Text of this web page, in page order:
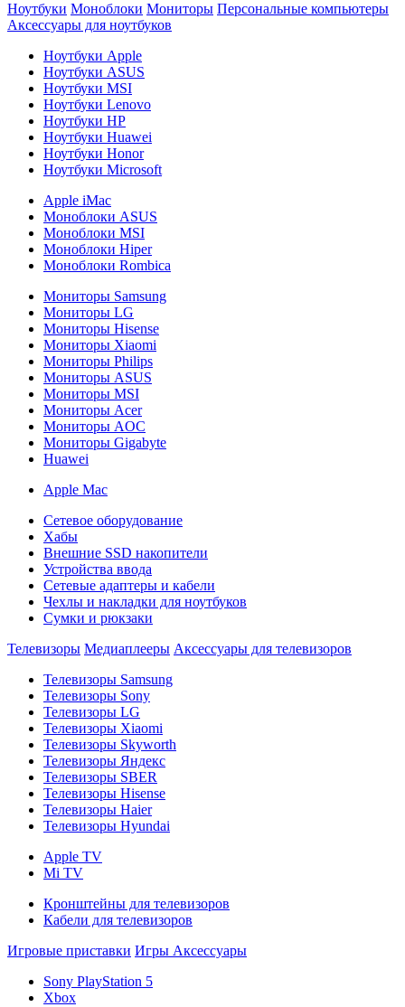
Ноутбуки Моноблоки Мониторы Персональные компьютеры
Аксессуары для ноутбуков
Ноутбуки Apple
Ноутбуки ASUS
Ноутбуки MSI
Ноутбуки Lenovo
Ноутбуки HP
Ноутбуки Huawei
Ноутбуки Honor
Ноутбуки Microsoft
Apple iMac
Моноблоки ASUS
Моноблоки MSI
Моноблоки Hiper
Моноблоки Rombica
Мониторы Samsung
Мониторы LG
Мониторы Hisense
Мониторы Xiaomi
Мониторы Philips
Мониторы ASUS
Мониторы MSI
Мониторы Acer
Мониторы AOC
Мониторы Gigabyte
Huawei
Apple Mac
Сетевое оборудование
Хабы
Внешние SSD накопители
Устройства ввода
Сетевые адаптеры и кабели
Чехлы и накладки для ноутбуков
Сумки и рюкзаки
Телевизоры Медиаплееры Аксессуары для телевизоров
Телевизоры Samsung
Телевизоры Sony
Телевизоры LG
Телевизоры Xiaomi
Телевизоры Skyworth
Телевизоры Яндекс
Телевизоры SBER
Телевизоры Hisense
Телевизоры Haier
Телевизоры Hyundai
Apple TV
Mi TV
Кронштейны для телевизоров
Кабели для телевизоров
Игровые приставки Игры Аксессуары
Sony PlayStation 5
Xbox